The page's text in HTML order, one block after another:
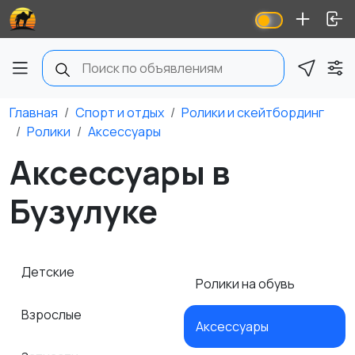
Главная Спорт и отдых
Ролики и скейтбординг
Ролики
Аксессуары
Аксессуары в
Бузулуке
Детские
Взрослые
Ролики на обувь
Аксессуары